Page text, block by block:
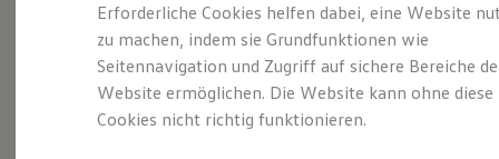
Leasing
Leasing-Angebote
Gebrauchtwagen Leasing
Junge Gebrauchtwagen-Leasing
Elektroauto Leasing
Kleinwagen-Leasing
Leasing ohne Anzahlung
Volkswagen Economy
Service Rabattaktion
Erforderliche Cookies helfen dabei, eine Website
zu machen, indem sie Grundfunktionen wie
Seitennavigation und Zugriff auf sichere Bereiche
Website ermöglichen. Die Website kann ohne diese
Cookies nicht richtig funktionieren.